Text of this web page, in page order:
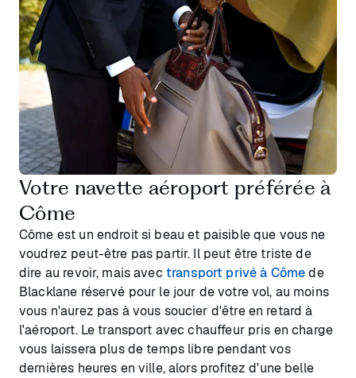
Votre navette aéroport préférée à
Côme
Côme est un endroit si beau et paisible que vous ne
voudrez peut-être pas partir. Il peut être triste de
dire au revoir, mais avec transport privé à Cômede
Blacklane réservé pour le jour de votre vol, au moins
vous n'aurez pas à vous soucier d'être en retard à
l'aéroport. Le transport avec chauffeur pris en charge
vous laissera plus de temps libre pendant vos
dernières heures en ville, alors profitez d'une belle